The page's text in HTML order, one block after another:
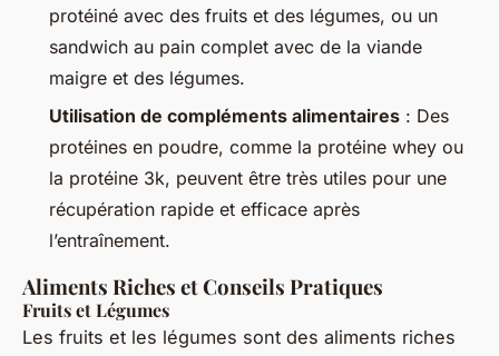
protéiné avec des fruits et des légumes, ou un
sandwich au pain complet avec de la viande
maigre et des légumes.
Utilisation de compléments alimentaires : Des
protéines en poudre, comme la protéine whey ou
la protéine 3k, peuvent être très utiles pour une
récupération rapide et efficace après
l’entraînement.
Aliments Riches et Conseils Pratiques
Fruits et Légumes
Les fruits et les légumes sont des aliments riches